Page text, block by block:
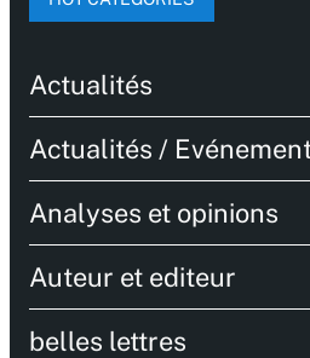
Actualités
Actualités /
Analyses et opinions
Auteur et editeur
belles lettres